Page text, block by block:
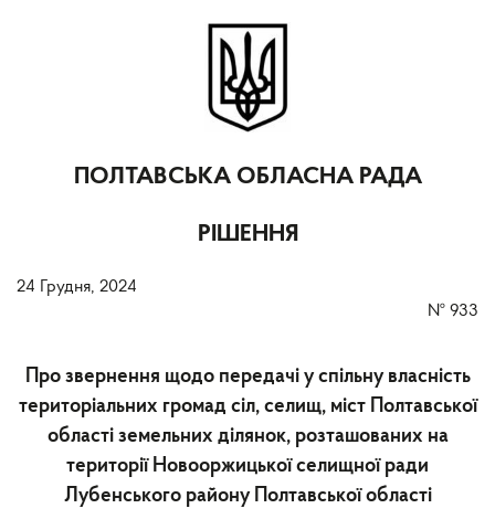
ПОЛТАВСЬКА ОБЛАСНА РАДА
РІШЕННЯ
24 Грудня, 2024
№ 933
Про звернення щодо передачі у спільну власність
територіальних громад сіл, селищ, міст Полтавської
області земельних ділянок, розташованих на
території Новооржицької селищної ради
Лубенського району Полтавської області